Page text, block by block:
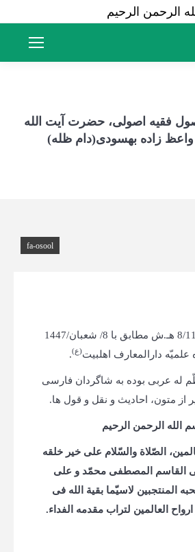
الرحمن الرحیم
فقیه اصولی، حضرت آیت الله
زاده بهسودی(دام ظله)
fa-osool
چهار‌شنبه 8/11/1404 هـ.ش مطابق با 8/ شعبان/1447
علمیّه دارالمعارف اهلبیت(ع).
له عربی بوده به شاگردان فارسی
از متون، احادیث و نقل و قول ها.
الله الرحمن الرحیم
الصّلاة والسّلام علی خیر خلقه
القاسم المصطفی محمّد و علی
المنتجبین لاسیّما بقیة الله فی
العالمین لتراب مقدمه الفداء.